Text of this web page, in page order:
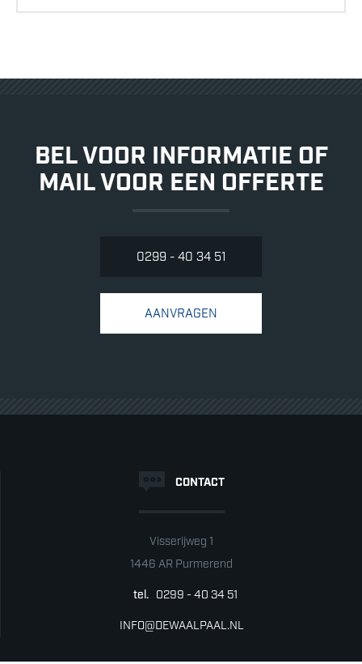
BEL VOOR INFORMATIE OF
MAIL VOOR EEN OFFERTE
0299 - 40 34 51
AANVRAGEN
CONTACT
Visserijweg 1
1446 AR Purmerend
tel. 0299 - 40 34 51
INFO@DEWAALPAAL.NL